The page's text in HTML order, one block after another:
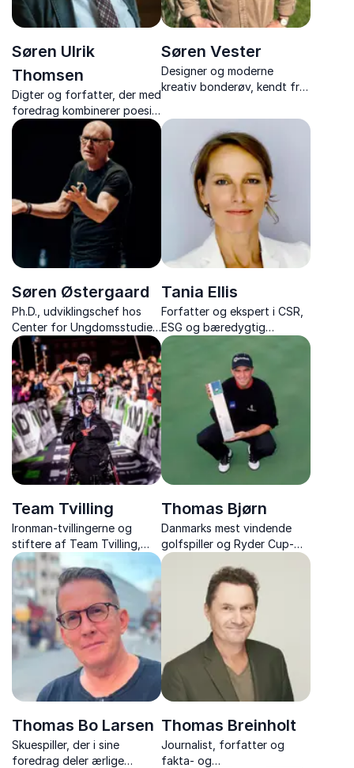
Søren Ulrik
Thomsen
Digter og forfatter, der med
foredrag kombinerer poesi,
humor og dybe refleksioner
Søren Vester
Designer og moderne
kreativ bonderøv, kendt fra
programmer, der deler ud af
sine mange erfaringer inden
for kreativitet og moderne
landsbyliv.
Søren Østergaard
Ph.D., udviklingschef hos
Center for Ungdomsstudier,
forfatter, og ekspert i børn
og unge
Tania Ellis
Forfatter og ekspert i CSR,
ESG og bæredygtig
forretningsudvikling
Team Tvilling
Ironman-tvillingerne og
stiftere af Team Tvilling,
inspirerer med deres stærke
fortælling om viljestyrke,
broderskab og at overvinde
det umulige sammen.
Thomas Bjørn
Danmarks mest vindende
golfspiller og Ryder Cup-
kaptajn. Oplev et unikt
foredrag fyldt med
inspiration og personlige
historier.
Thomas Bo Larsen
Skuespiller, der i sine
foredrag deler ærlige
Thomas Breinholt
Journalist, forfatter og
fakta- og